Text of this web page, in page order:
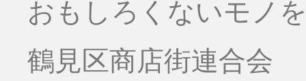
おもしろくないモノ
鶴見区商店街連合会